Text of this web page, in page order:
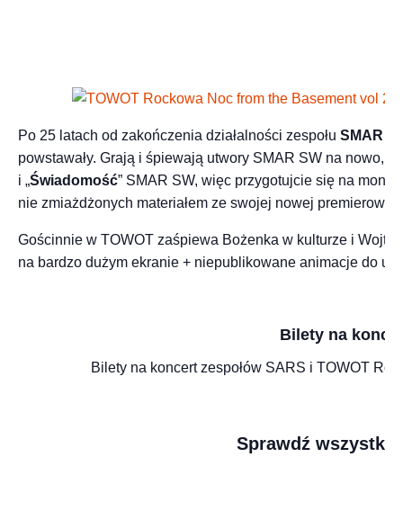
Po 25 latach od zakończenia działalności zespołu SMAR
powstawały. Grają i śpiewają utwory SMAR SW na nowo,
i „Świadomość” SMAR SW, więc przygotujcie się na
nie zmiażdżonych materiałem ze swojej nowej premierowej
Gościnnie w TOWOT zaśpiewa Bożenka w kulturze i
na bardzo dużym ekranie + niepublikowane animacje do
Bilety na
Bilety na koncert zespołów SARS i TOWOT
Sprawdź